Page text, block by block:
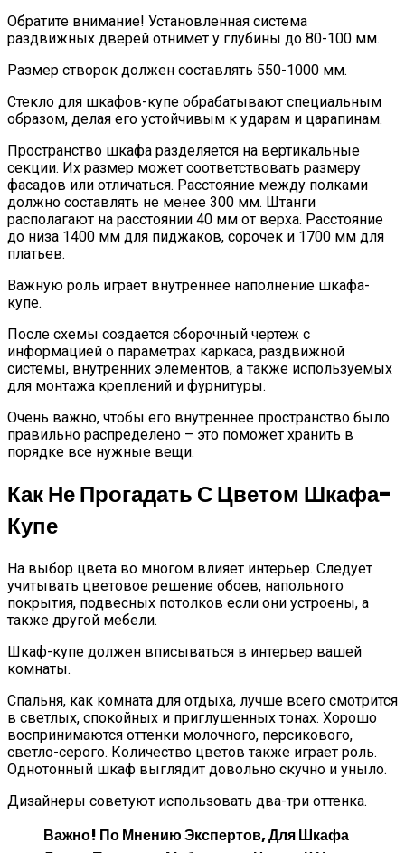
Обратите внимание! Установленная система
раздвижных дверей отнимет у глубины до 80-100 мм.
Размер створок должен составлять 550-1000 мм.
Стекло для шкафов-купе обрабатывают специальным
образом, делая его устойчивым к ударам и царапинам.
Пространство шкафа разделяется на вертикальные
секции. Их размер может соответствовать размеру
фасадов или отличаться. Расстояние между полками
должно составлять не менее 300 мм. Штанги
располагают на расстоянии 40 мм от верха. Расстояние
до низа 1400 мм для пиджаков, сорочек и 1700 мм для
платьев.
Важную роль играет внутреннее наполнение шкафа-
купе.
После схемы создается сборочный чертеж с
информацией о параметрах каркаса, раздвижной
системы, внутренних элементов, а также используемых
для монтажа креплений и фурнитуры.
Очень важно, чтобы его внутреннее пространство было
правильно распределено – это поможет хранить в
порядке все нужные вещи.
Как Не Прогадать С Цветом Шкафа-
Купе
На выбор цвета во многом влияет интерьер. Следует
учитывать цветовое решение обоев, напольного
покрытия, подвесных потолков если они устроены, а
также другой мебели.
Шкаф-купе должен вписываться в интерьер вашей
комнаты.
Спальня, как комната для отдыха, лучше всего смотрится
в светлых, спокойных и приглушенных тонах. Хорошо
воспринимаются оттенки молочного, персикового,
светло-серого. Количество цветов также играет роль.
Однотонный шкаф выглядит довольно скучно и уныло.
Дизайнеры советуют использовать два-три оттенка.
Важно! По Мнению Экспертов, Для Шкафа